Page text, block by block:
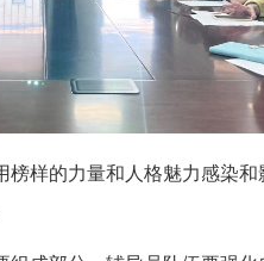
样的力量和人格魅力感染